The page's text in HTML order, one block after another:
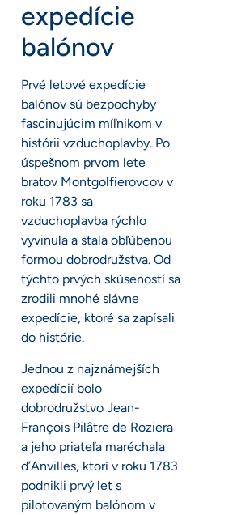
expedície
balónov
Prvé letové expedície
balónov sú bezpochyby
fascinujúcim míľnikom v
histórii vzduchoplavby. Po
úspešnom prvom lete
bratov Montgolfierovcov v
roku 1783 sa
vzduchoplavba rýchlo
vyvinula a stala obľúbenou
formou dobrodružstva. Od
týchto prvých skúseností sa
zrodili mnohé slávne
expedície, ktoré sa zapísali
do histórie.
Jednou z najznámejších
expedícií bolo
dobrodružstvo Jean-
François Pilâtre de Roziera
a jeho priateľa maréchala
d’Anvilles, ktorí v roku 1783
podnikli prvý let s
pilotovaným balónom v